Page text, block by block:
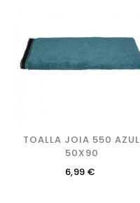
TOALLA JOIA 550 AZUL
50X90
Precio
6,99 €